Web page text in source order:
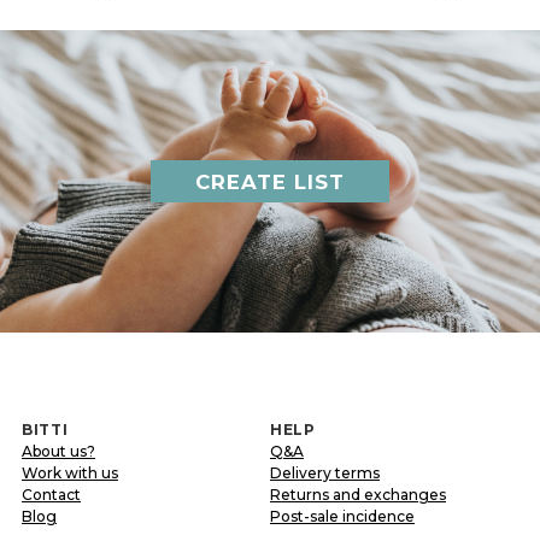
CREATE LIST
BITTI
About us?
Work with us
Contact
Blog
HELP
Q&A
Delivery terms
Returns and exchanges
Post-sale incidence